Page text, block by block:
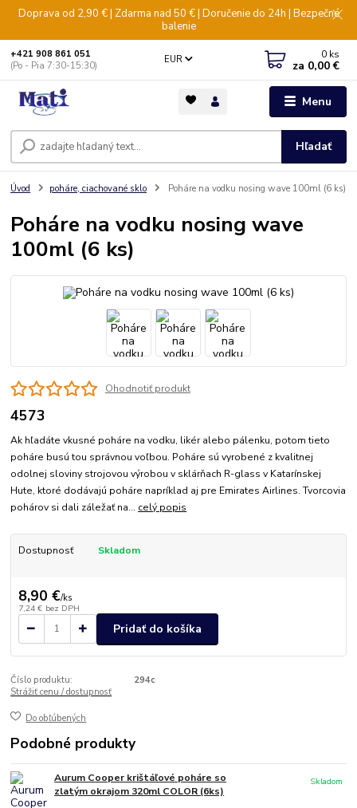
Doprava od 2,90 € | Zdarma nad 50 € | Doručenie do 24h | Bezpečné
balenie
Menu
EUR
Hľadať
+421 908 861 051
(Po - Pia 7:30-15:30)
0 ks
za 0,00 €
Úvod poháre, ciachované sklo Poháre na vodku nosing wave 100ml (6 ks)
Poháre na vodku nosing wave
100ml (6 ks)
Ohodnotiť produkt
4573
Ak hľadáte vkusné poháre na vodku, likér alebo pálenku, potom tieto
poháre busú tou správnou voľbou. Poháre sú vyrobené z kvalitnej
odolnej sloviny strojovou výrobou v sklárňach R-glass v Katarínskej
Hute, ktoré dodávajú poháre napríklad aj pre Emirates Airlines. Tvorcovia
pohárov si dali záležať na... celý popis
Dostupnosť Skladom
8,90 €/ks
7,24 € bez DPH
Pridať do košíka
Číslo produktu:
294c
Strážiť cenu / dostupnosť
Do obľúbených
Podobné produkty
Aurum Cooper krištáľové poháre so
zlatým okrajom 320ml COLOR (6ks)
Skladom